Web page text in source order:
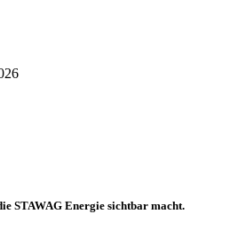
STAWAG Energie sichtbar macht.